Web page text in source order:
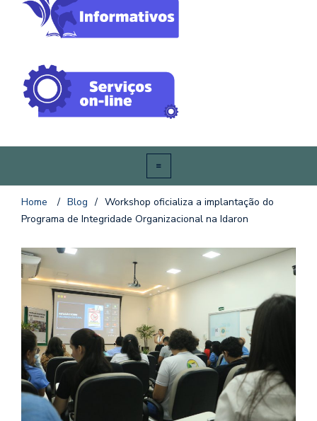
Home / Blog / Workshop oficializa a implantação do
Programa de Integridade Organizacional na Idaron